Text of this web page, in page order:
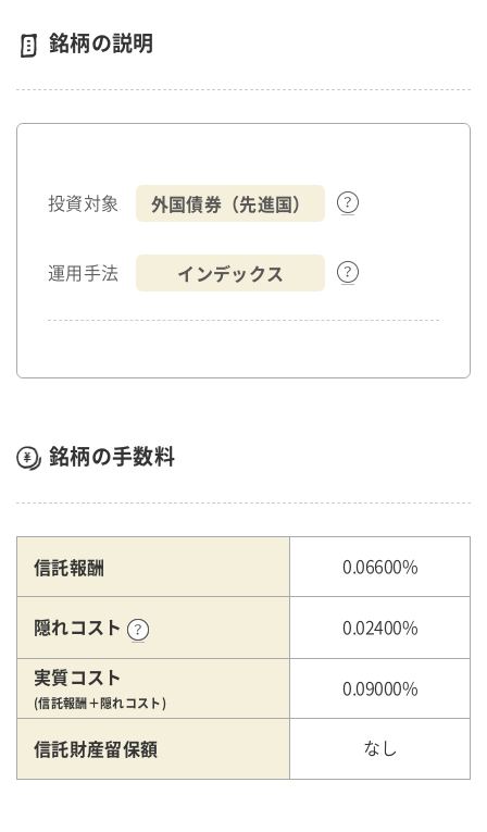
銘柄の説明
投資対象 外国債券（先進国）
運用手法 インデックス
銘柄の手数料
信託報酬 0.06600%
隠れコスト 0.02400%
実質コスト
(信託報酬＋隠れコスト)
0.09000%
信託財産留保額 なし